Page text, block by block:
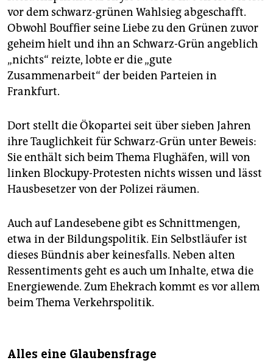
vor dem schwarz-grünen Wahlsieg abgeschafft.
Obwohl Bouffier seine Liebe zu den Grünen zuvor
geheim hielt und ihn an Schwarz-Grün angeblich
„nichts“ reizte, lobte er die „gute
Zusammenarbeit“ der beiden Parteien in
Frankfurt.
Dort stellt die Ökopartei seit über sieben Jahren
ihre Tauglichkeit für Schwarz-Grün unter Beweis:
Sie enthält sich beim Thema Flughäfen, will von
linken Blockupy-Protesten nichts wissen und lässt
Hausbesetzer von der Polizei räumen.
Auch auf Landesebene gibt es Schnittmengen,
etwa in der Bildungspolitik. Ein Selbstläufer ist
dieses Bündnis aber keinesfalls. Neben alten
Ressentiments geht es auch um Inhalte, etwa die
Energiewende. Zum Ehekrach kommt es vor allem
beim Thema Verkehrspolitik.
Alles eine Glaubensfrage